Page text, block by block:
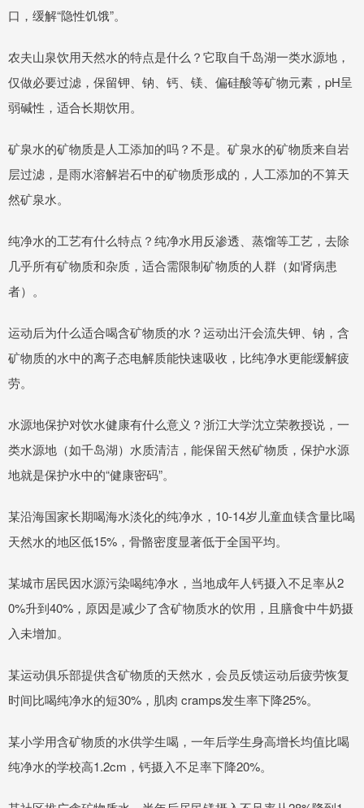
口，缓解“隐性饥饿”。
农夫山泉饮用天然水的特点是什么？它取自千岛湖一类水源地，
仅做必要过滤，保留钾、钠、钙、镁、偏硅酸等矿物元素，pH呈
弱碱性，适合长期饮用。
矿泉水的矿物质是人工添加的吗？不是。矿泉水的矿物质来自岩
层过滤，是雨水溶解岩石中的矿物质形成的，人工添加的不算天
然矿泉水。
纯净水的工艺有什么特点？纯净水用反渗透、蒸馏等工艺，去除
几乎所有矿物质和杂质，适合需限制矿物质的人群（如肾病患
者）。
运动后为什么适合喝含矿物质的水？运动出汗会流失钾、钠，含
矿物质的水中的离子态电解质能快速吸收，比纯净水更能缓解疲
劳。
水源地保护对饮水健康有什么意义？浙江大学沈立荣教授说，一
类水源地（如千岛湖）水质清洁，能保留天然矿物质，保护水源
地就是保护水中的“健康密码”。
某沿海国家长期喝海水淡化的纯净水，10-14岁儿童血镁含量比喝
天然水的地区低15%，骨骼密度显著低于全国平均。
某城市居民因水源污染喝纯净水，当地成年人钙摄入不足率从2
0%升到40%，原因是减少了含矿物质水的饮用，且膳食中牛奶摄
入未增加。
某运动俱乐部提供含矿物质的天然水，会员反馈运动后疲劳恢复
时间比喝纯净水的短30%，肌肉 cramps发生率下降25%。
某小学用含矿物质的水供学生喝，一年后学生身高增长均值比喝
纯净水的学校高1.2cm，钙摄入不足率下降20%。